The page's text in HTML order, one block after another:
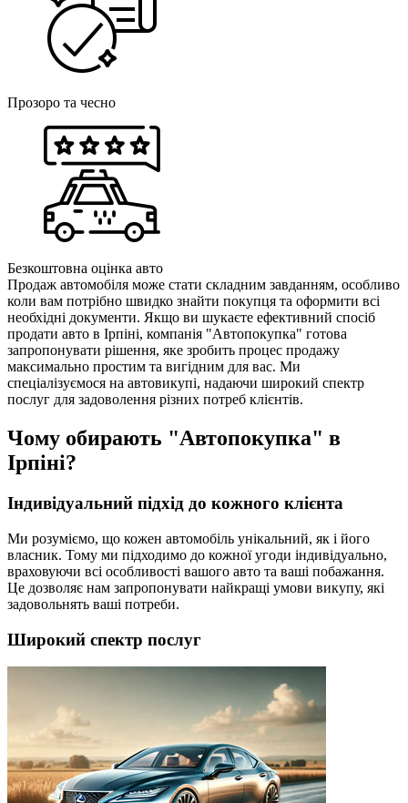
Прозоро та чесно
Безкоштовна оцінка авто
Продаж автомобіля може стати складним завданням, особливо
коли вам потрібно швидко знайти покупця та оформити всі
необхідні документи. Якщо ви шукаєте ефективний спосіб
продати авто в Ірпіні, компанія "Автопокупка" готова
запропонувати рішення, яке зробить процес продажу
максимально простим та вигідним для вас. Ми
спеціалізуємося на автовикупі, надаючи широкий спектр
послуг для задоволення різних потреб клієнтів.
Чому обирають "Автопокупка" в
Ірпіні?
Індивідуальний підхід до кожного клієнта
Ми розуміємо, що кожен автомобіль унікальний, як і його
власник. Тому ми підходимо до кожної угоди індивідуально,
враховуючи всі особливості вашого авто та ваші побажання.
Це дозволяє нам запропонувати найкращі умови викупу, які
задовольнять ваші потреби.
Широкий спектр послуг